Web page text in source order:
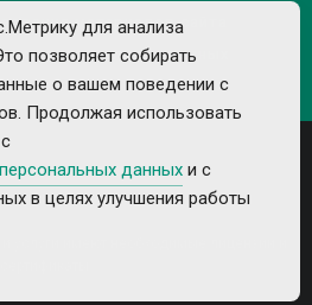
материалов сайта
персональных данных
услуги имеют необходимые лицензии и
для анализа
позволяет собирать
о вашем поведении с
Продолжая использовать
данных и с
в целях улучшения работы